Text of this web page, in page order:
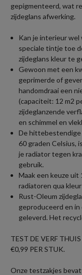
gepigmenteerd, wat
zijdeglans afwerking.
Kan je interieur
speciale tintje toe
zijdeglans kleur te
Gewoon met een
geprimerde of
handomdraai een
(capaciteit: 12 m2
zijdeglanzende
en schimmel en
De
60 graden Celsius,
je radiator tegen
gebruik.
Maak een keuze uit
radiatoren qua
Rust-Oleum
geproduceerd en
geleverd. Het
TEST DE VERF
€0,99 PER STUK.
Onze testzakjes